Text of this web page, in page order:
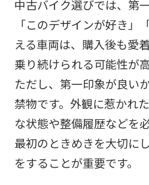
中古バイク選びでは、第
「このデザインが好き」
える車両は、購入後も愛
乗り続けられる可能性が
ただし、第一印象が良い
禁物です。外観に惹かれ
な状態や整備履歴などを
最初のときめきを大切に
をすることが重要です。